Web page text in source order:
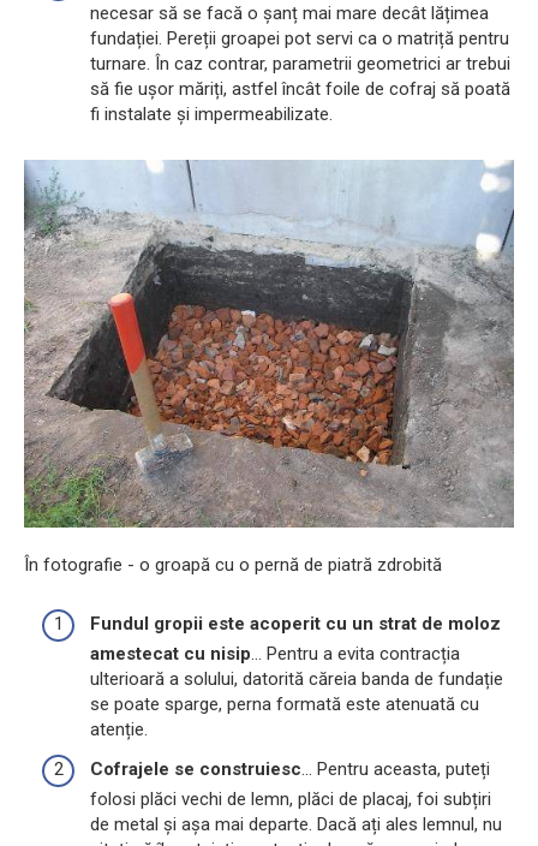
necesar să se facă o șanț mai mare decât lățimea
fundației. Pereții groapei pot servi ca o matriță pentru
turnare. În caz contrar, parametrii geometrici ar trebui
să fie ușor măriți, astfel încât foile de cofraj să poată
fi instalate și impermeabilizate.
În fotografie - o groapă cu o pernă de piatră zdrobită
Fundul gropii este acoperit cu un strat de moloz
amestecat cu nisip... Pentru a evita contracția
ulterioară a solului, datorită căreia banda de fundație
se poate sparge, perna formată este atenuată cu
atenție.
Cofrajele se construiesc... Pentru aceasta, puteți
folosi plăci vechi de lemn, plăci de placaj, foi subțiri
de metal și așa mai departe. Dacă ați ales lemnul, nu